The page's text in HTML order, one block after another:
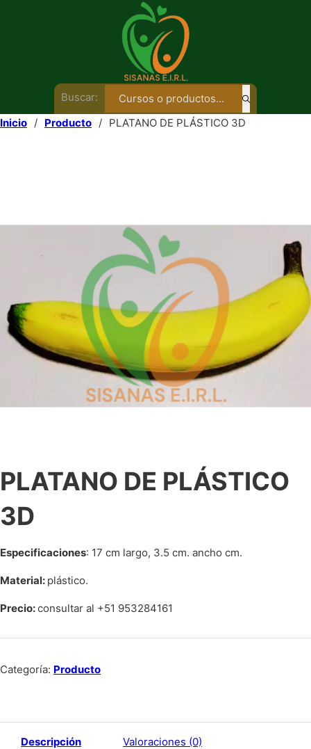
Buscar:
Inicio / Producto / PLATANO DE PLÁSTICO 3D
PLATANO DE PLÁSTICO
3D
Especificaciones: 17 cm largo, 3.5 cm. ancho cm.
Material: plástico.
Precio:consultar al +51 953284161
Categoría: Producto
Descripción Valoraciones (0)